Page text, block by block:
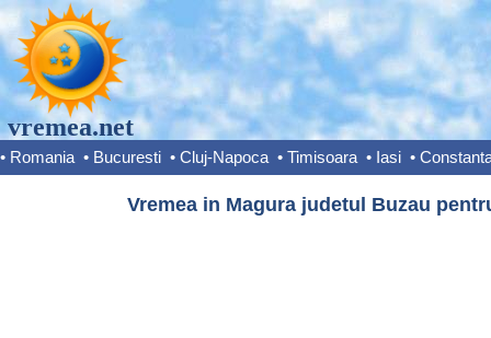
vremea.net
• Romania • Bucuresti • Cluj-Napoca • Timisoara • Iasi •
Vremea in Magura judetul Buzau